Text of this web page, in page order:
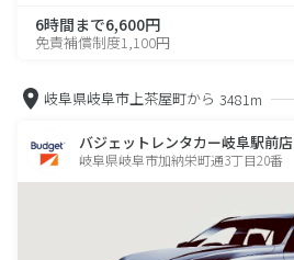
6時間まで6,600円
免責補償制度1,100円
岐阜県岐阜市上茶屋町から 3481m
バジェットレンタカー岐阜駅前店
岐阜県岐阜市加納栄町通3丁目20番